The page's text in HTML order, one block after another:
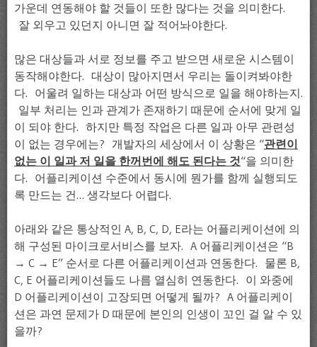
가운데 연동해야 할 것들이 또한 많다는 것을 의미한다.
잘 외우고 있던지 아니면 잘 적어놔야한다.
많은 대상들과 서로 정보를 주고 받으면 새로운 시스템이
동작해야한다. 대상이 많아지면서 우리는 돌이켜봐야한
다. 어울려 일하는 대상과 어떤 방식으로 일을 해야하는지.
일부 처리는 인과 관계가 존재하기 때문에 순서에 맞게 일
이 되야 한다. 하지만 특정 작업은 다른 일과 아무 관련성
이 없는 경우에는? 개발자의 세상에서 이 상황은 “관련이
없는 이 일과 저 일을 한꺼번에 해도 된다는 것“을 의미한
다. 어플리케이션 수준에서 동시에 뭔가를 함께 실행되도
록 만드는 건… 생각보다 어렵다.
아래와 같은 통상적인 A, B, C, D, E라는 어플리케이션에 의
해 구성된 마이크로서비스를 보자. A 어플리케이션은 “B
→ C → E” 순서로 다른 어플리케이션과 연동한다. 물론 B,
C, E 어플리케이션들도 나름 열심히 연동한다. 이 와중에
D 어플리케이션이 고장되면 어떻게 될까? A 어플리케이
션은 과연 문제가 D 때문에 본인의 인생이 꼬인 걸 알 수 있
을까?